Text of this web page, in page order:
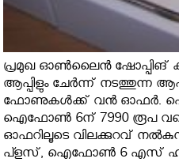
പ്രമുഖ ഓൺലൈൻ ഷോപ്പിങ്
ആപ്പിളും ചേർന്ന് നടത്തുന്ന
ഫോണുകൾക്ക് വൻ ഓഫർ.
ഐഫോണ്‍ 6ന് 7990 രൂപ
ഓഫറിലൂടെ വിലക്കുറവ്
പ്ളസ്, ഐഫോണ്‍ 6 എസ്